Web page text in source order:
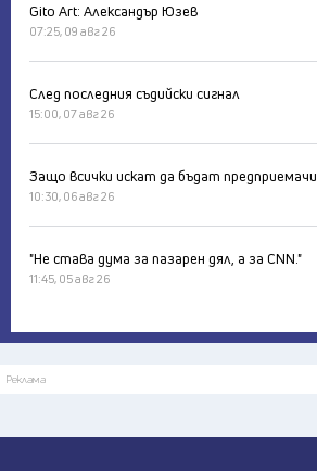
Gito Art: Александър Юзев
07:25, 09 авг 26
След последния съдийски сигнал
15:00, 07 авг 26
Защо всички искат да бъдат предприемачи
10:30, 06 авг 26
"Не става дума за пазарен дял, а за CNN."
11:45, 05 авг 26
Реклама